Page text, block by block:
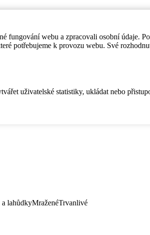
fungování webu a zpracovali osobní údaje.
potřebujeme k provozu webu. Své
uživatelské statistiky, ukládat nebo
a lahůdkyMraženéTrvanlivé